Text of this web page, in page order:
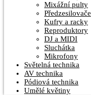
Mixážní pulty
Předzesilovače
Kufry a racky
Reproduktory
DJ a MIDI
Sluchátka
Mikrofony
Světelná technika
AV technika
Pódiová technika
Umělé květiny